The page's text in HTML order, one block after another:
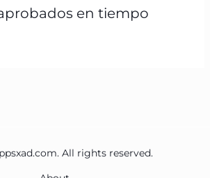
en tiempo
All rights reserved.